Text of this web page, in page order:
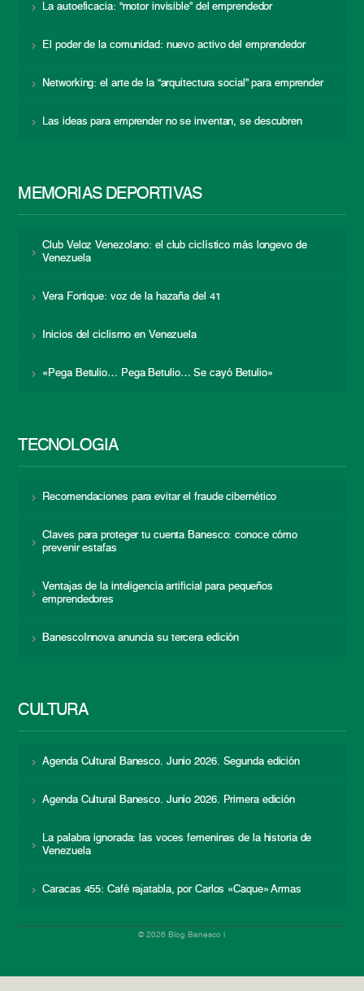
La autoeficacia: “motor invisible” del emprendedor
El poder de la comunidad: nuevo activo del emprendedor
Networking: el arte de la “arquitectura social” para emprender
Las ideas para emprender no se inventan, se descubren
MEMORIAS DEPORTIVAS
Club Veloz Venezolano: el club ciclístico más longevo de
Venezuela
Vera Fortique: voz de la hazaña del 41
Inicios del ciclismo en Venezuela
«Pega Betulio… Pega Betulio… Se cayó Betulio»
TECNOLOGÍA
Recomendaciones para evitar el fraude cibernético
Claves para proteger tu cuenta Banesco: conoce cómo
prevenir estafas
Ventajas de la inteligencia artificial para pequeños
emprendedores
BanescoInnova anuncia su tercera edición
CULTURA
Agenda Cultural Banesco. Junio 2026. Segunda edición
Agenda Cultural Banesco. Junio 2026. Primera edición
La palabra ignorada: las voces femeninas de la historia de
Venezuela
Caracas 455: Café rajatabla, por Carlos «Caque» Armas
© 2026 Blog Banesco |